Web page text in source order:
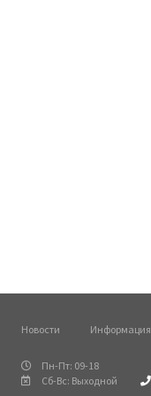
Новости Информация
Пн-Пт: 09-18
Сб-Вс: Выходной